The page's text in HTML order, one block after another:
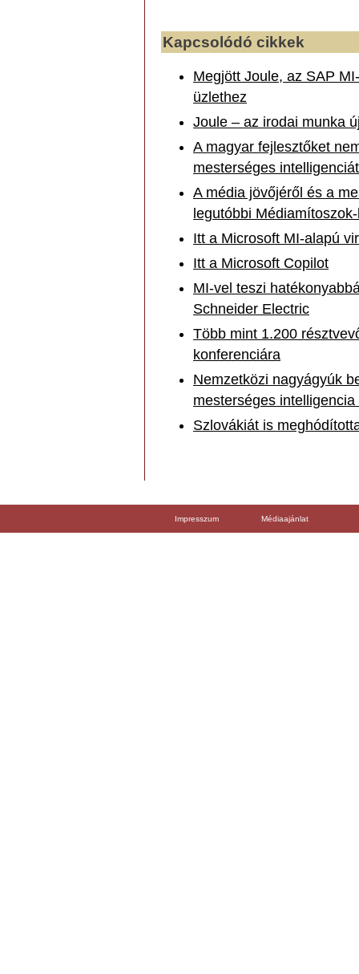
Kapcsolódó cikkek
Megjött Joule, az SAP
üzlethez
Joule – az irodai munka
A magyar fejlesztőket
mesterséges intelligenciát
A média jövőjéről és a
legutóbbi
Itt a Microsoft MI-alapú
Itt a Microsoft Copilot
MI-vel teszi
Schneider Electric
Több mint 1.200
konferenciára
Nemzetközi nagyágyúk
mesterséges
Szlovákiát is
Impresszum Médiaajánlat